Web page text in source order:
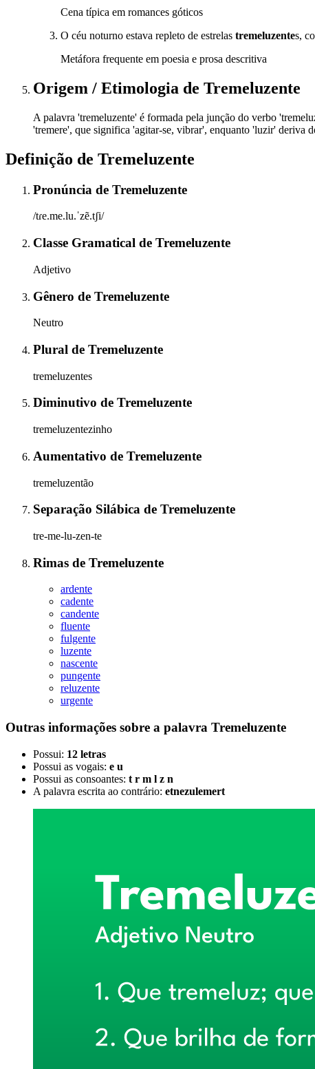
Cena típica em romances góticos
O céu noturno estava repleto de estrelas tremeluzentes,
Metáfora frequente em poesia e prosa descritiva
Origem / Etimologia de Tremeluzente
A palavra 'tremeluzente' é formada pela junção do verbo
'tremere', que significa 'agitar-se, vibrar', enquanto 'luzir' deriva
Definição de Tremeluzente
Pronúncia de Tremeluzente
/tɾe.me.lu.ˈzẽ.tʃi/
Classe Gramatical de Tremeluzente
Adjetivo
Gênero de Tremeluzente
Neutro
Plural de Tremeluzente
tremeluzentes
Diminutivo de Tremeluzente
tremeluzentezinho
Aumentativo de Tremeluzente
tremeluzentão
Separação Silábica de Tremeluzente
tre-me-lu-zen-te
Rimas de Tremeluzente
ardente
cadente
candente
fluente
fulgente
luzente
nascente
pungente
reluzente
urgente
Outras informações sobre a palavra Tremeluzente
Possui: 12 letras
Possui as vogais: e u
Possui as consoantes: t r m l z n
A palavra escrita ao contrário: etnezulemert